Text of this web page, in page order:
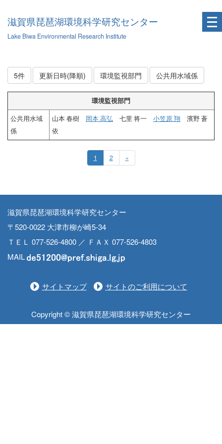
滋賀県琵琶湖環境科学研究センター
Lake Biwa Environmental Research Institute
5件 更新日時(降順) 環境監視部門 公共用水域係
環境監視部門
公共用水域
係
山本 春樹 岡本 高弘 七里 将一 小笠原 翔 濱野 蒼
依
1 2 »
滋賀県琵琶湖環境科学研究センター
〒520-0022 大津市柳が崎5-34
ＴＥＬ 077-526-4800 ／ ＦＡＸ 077-526-4803
MAIL
サイトマップ サイトのご利用について
Copyright © 滋賀県琵琶湖環境科学研究センター